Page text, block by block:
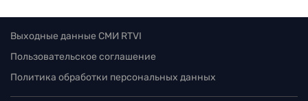
Выходные данные СМИ RTVI
Пользовательское соглашение
Политика обработки персональных данных